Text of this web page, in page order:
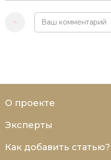
О проекте
Эксперты
Как добавить статью?